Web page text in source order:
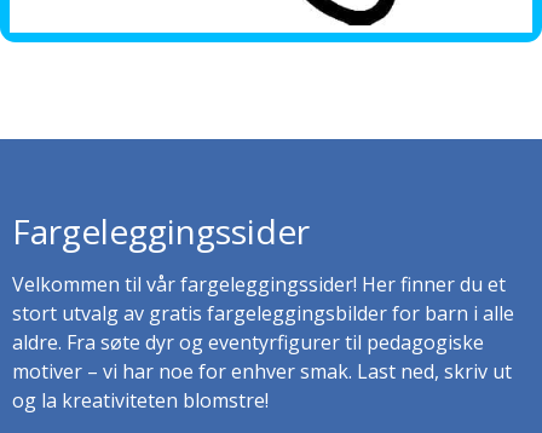
Fargeleggingssider
Velkommen til vår fargeleggingssider! Her finner du et
stort utvalg av gratis fargeleggingsbilder for barn i alle
aldre. Fra søte dyr og eventyrfigurer til pedagogiske
motiver – vi har noe for enhver smak. Last ned, skriv ut
og la kreativiteten blomstre!